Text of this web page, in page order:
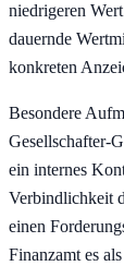
niedrigeren
dauernde
konkreten
Besondere
Gesellschafter-
ein internes
Verbindlichkeit
einen
Finanzamt es